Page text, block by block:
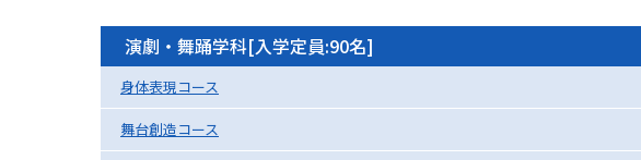
演劇・舞踊学科[入学定員:90名]
身体表現コース
舞台創造コース